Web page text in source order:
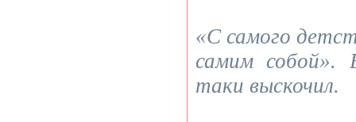
«С самого
самим собой».
таки выскочил.